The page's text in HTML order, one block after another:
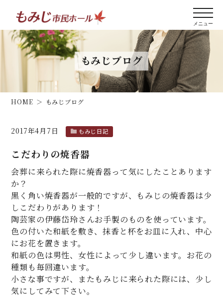
もみじブログ
HOME もみじブログ
2017年4月7日 もみじ日記
こだわりの焼香器
会葬に来られた際に焼香器って気にしたことあります
か？
黒く角い焼香器が一般的ですが、もみじの焼香器は少
しこだわりがあります！
陶芸家の伊藤岱玲さんお手製のものを使っています。
色の付いた和紙を敷き、抹香と杯をお皿に入れ、中心
にお花を置きます。
和紙の色は男性、女性によって少し違います。お花の
種類も毎回違います。
小さな事ですが、またもみじに来られた際には、少し
気にしてみて下さい。